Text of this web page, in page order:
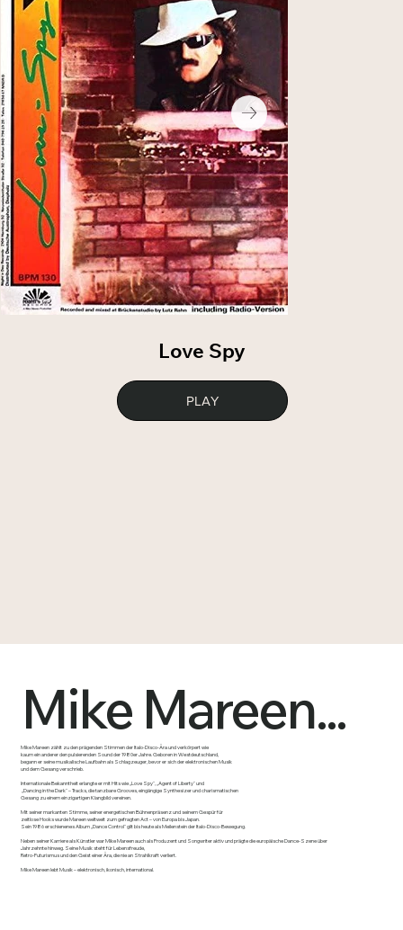
Love Spy
PLAY
Mike Mareen...
Mike Mareen zählt zu den prägenden Stimmen der Italo-Disco-Ära und verkörpert wie
kaum ein anderer den pulsierenden Sound der 1980er Jahre. Geboren in Westdeutschland,
begann er seine musikalische Laufbahn als Schlagzeuger, bevor er sich der elektronischen Musik
und dem Gesang verschrieb.
Internationale Bekanntheit erlangte er mit Hits wie „Love Spy“, „Agent of Liberty“ und
„Dancing in the Dark“ – Tracks, die tanzbare Grooves, eingängige Synthesizer und charismatischen
Gesang zu einem einzigartigen Klangbild vereinen.
Mit seiner markanten Stimme, seiner energetischen Bühnenpräsenz und seinem Gespür für
zeitlose Hooks wurde Mareen weltweit zum gefragten Act – von Europa bis Japan.
Sein 1986 erschienenes Album „Dance Control“ gilt bis heute als Meilenstein der Italo-Disco-Bewegung.
Neben seiner Karriere als Künstler war Mike Mareen auch als Produzent und Songwriter aktiv und prägte die europäische Dance-Szene über
Jahrzehnte hinweg. Seine Musik steht für Lebensfreude,
Retro-Futurismus und den Geist einer Ära, die nie an Strahlkraft verliert.
Mike Mareen lebt Musik – elektronisch, ikonisch, international.